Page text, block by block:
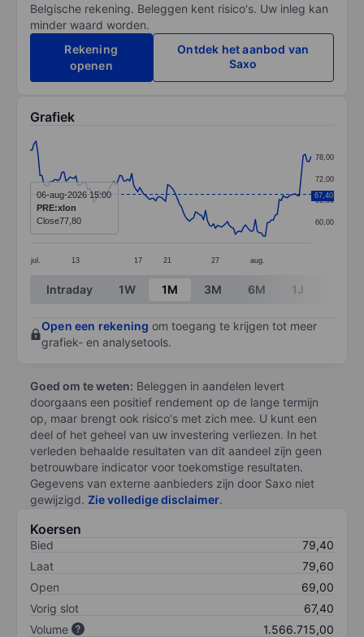
Belgische rekening. Beleggen kent risico's. Uw inleg kan
minder waard worden.
Rekening
openen
Ontdek het aanbod van
Saxo
Grafiek
Line chart with 142 data points.
The chart has 1 X axis displaying categories.
The chart has 1 Y axis displaying values. Data
jul. 13 17 21 27 aug.
60,00
66,00
72,00
78,00
67,40
06-aug-2026 15:00
PRE:xlon
Close77,80
End of interactive chart.
Intraday 1W 1M 3M 6M 1J
Open een rekening om toegang te krijgen tot meer
grafiek- en analysetools.
Goed om te weten: Beleggen in aandelen levert
doorgaans een positief rendement op de lange termijn
op, maar brengt ook risico's met zich mee. U kunt een
deel of het geheel van uw investering verliezen. In het
verleden behaalde resultaten van dit aandeel zijn geen
betrouwbare indicator voor toekomstige resultaten.
Gegevens van externe aanbieders zijn door Saxo niet
gewijzigd. Zie volledige disclaimer.
Koersen
Bied
79,40
Laat
79,60
Open
69,00
Vorig slot
67,40
Volume
1.566.715,00